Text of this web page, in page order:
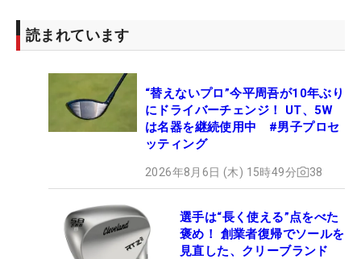
読まれています
“替えないプロ”今平周吾が10年ぶり
にドライバーチェンジ！ UT、5W
は名器を継続使用中 #男子プロセ
ッティング
2026年8月6日 (木) 15時49分 38
選手は“長く使える”点をべた
褒め！ 創業者復帰でソールを
見直した、クリーブランド